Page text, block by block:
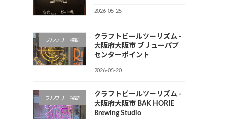
2026-05-25
ブルワリー探訪
クラフトビールツーリズム -
大阪府大阪市 ブリューパブ
センターポイント
2026-05-20
ブルワリー探訪
クラフトビールツーリズム -
大阪府大阪市 BAK HORIE
Brewing Studio